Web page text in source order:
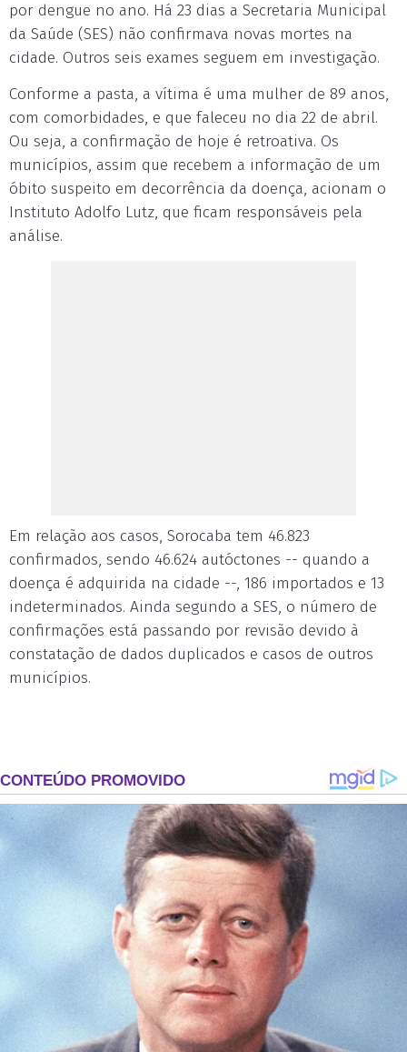
por dengue no ano. Há 23 dias a Secretaria Municipal
da Saúde (SES) não confirmava novas mortes na
cidade. Outros seis exames seguem em investigação.
Conforme a pasta, a vítima é uma mulher de 89 anos,
com comorbidades, e que faleceu no dia 22 de abril.
Ou seja, a confirmação de hoje é retroativa. Os
municípios, assim que recebem a informação de um
óbito suspeito em decorrência da doença, acionam o
Instituto Adolfo Lutz, que ficam responsáveis pela
análise.
Em relação aos casos, Sorocaba tem 46.823
confirmados, sendo 46.624 autóctones -- quando a
doença é adquirida na cidade --, 186 importados e 13
indeterminados. Ainda segundo a SES, o número de
confirmações está passando por revisão devido à
constatação de dados duplicados e casos de outros
municípios.